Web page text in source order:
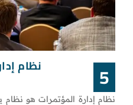
5 نظام
نظام إدارة المؤتمرات هو نظام